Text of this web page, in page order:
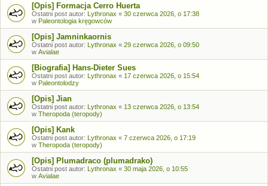
[Opis] Formacja Cerro Huerta
Ostatni post autor: Lythronax « 30 czerwca 2026, o 17:38
w Paleontologia kręgowców
[Opis] Jamninkaornis
Ostatni post autor: Lythronax « 29 czerwca 2026, o 09:50
w Avialae
[Biografia] Hans-Dieter Sues
Ostatni post autor: Lythronax « 17 czerwca 2026, o 15:54
w Paleontolodzy
[Opis] Jian
Ostatni post autor: Lythronax « 13 czerwca 2026, o 13:54
w Theropoda (teropody)
[Opis] Kank
Ostatni post autor: Lythronax « 7 czerwca 2026, o 17:19
w Theropoda (teropody)
[Opis] Plumadraco (plumadrako)
Ostatni post autor: Lythronax « 30 maja 2026, o 10:55
w Avialae